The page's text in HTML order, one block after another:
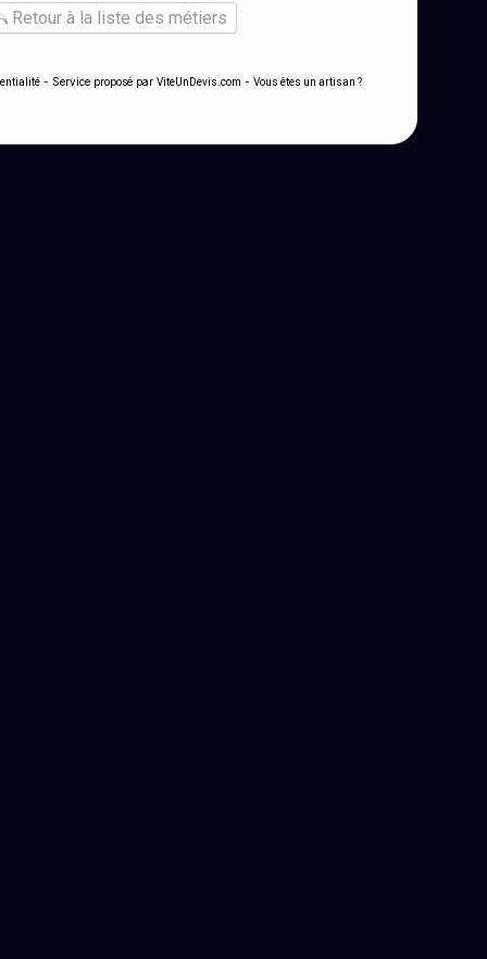
Retour à la liste des métiers
- Service proposé par ViteUnDevis.com - Vous êtes un artisan ?